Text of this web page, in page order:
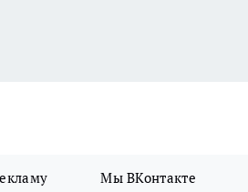
Мы ВКонтакте